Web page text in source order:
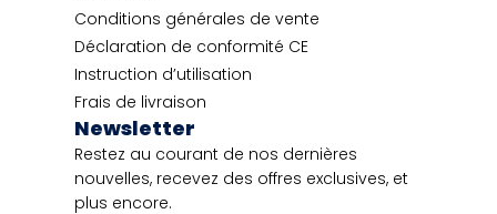
Conditions générales de vente
Déclaration de conformité CE
Instruction d’utilisation
Frais de livraison
Newsletter
Restez au courant de nos dernières
nouvelles, recevez des offres exclusives, et
plus encore.